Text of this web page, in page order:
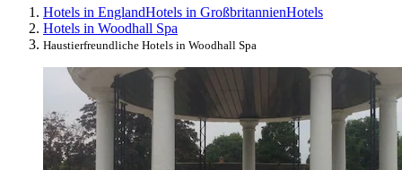
Hotels in EnglandHotels in GroßbritannienHotels
Hotels in Woodhall Spa
Haustierfreundliche Hotels in Woodhall Spa